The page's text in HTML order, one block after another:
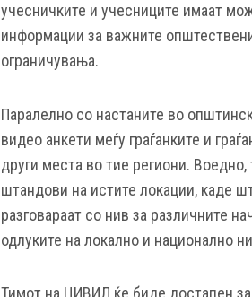
учесничките и учесниците имаат
информации за важните
ограничувања.
Паралелно со настаните во
видео анкети меѓу граѓанките и
други места во тие региони.
штандови на истите локации, каде
разговараат со нив за различните
одлуките на локално и национално
Тимот на ЦИВИЛ ќе биде достапен